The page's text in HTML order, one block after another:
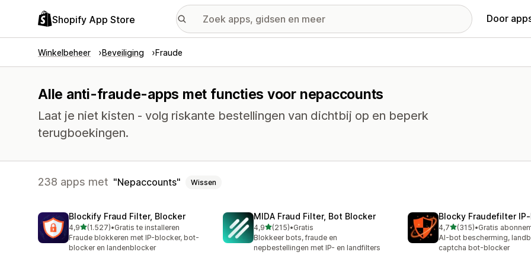
Shopify App Store Door
Winkelbeheer Beveiliging Fraude
Alle anti-fraude-apps met functies voor nepaccounts
Laat je niet kisten - volg riskante bestellingen van dichtbij op en beperk
terugboekingen.
238 apps met Nepaccounts Wissen
Blockify Fraud Filter, Blocker
4,9van 5 sterren
(1.527)
1527 recensies in totaal
•Gratis te installeren
Fraude blokkeren met IP-blocker, bot-
blocker en landenblocker
MIDA Fraud Filter, Bot Blocker
4,9van 5 sterren
(215)
215 recensies in totaal
•Gratis
Blokkeer bots, fraude en
nepbestellingen met IP- en landfilters
Blocky Fraudefilter
4,7van 5 sterren
(315)
315 recensies in totaal
•
AI-bot bescherming,
captcha bot-blocker